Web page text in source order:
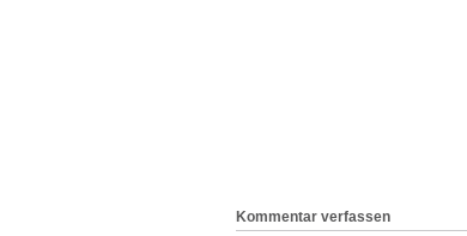
Kommentar verfassen